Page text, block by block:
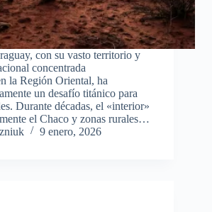
con su vasto territorio y
concentrada
la Región Oriental, ha
un desafío titánico para
Durante décadas, el «interior»
el Chaco y zonas rurales…
9 enero, 2026